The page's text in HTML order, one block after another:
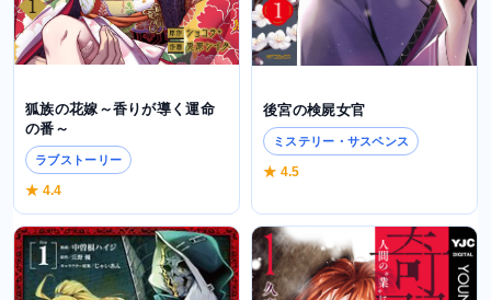
狐族の花嫁～香りが導く運命
の番～
ラブストーリー
★ 4.4
後宮の検屍女官
ミステリー・サスペンス
★ 4.5